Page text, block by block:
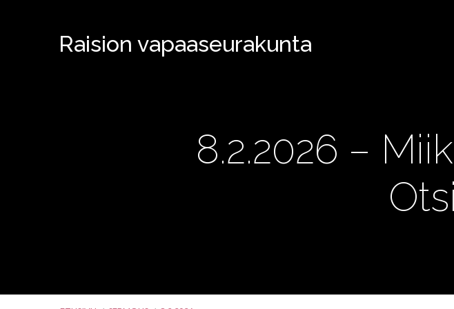
Raision vapaaseurakunta
8.2.2026 –